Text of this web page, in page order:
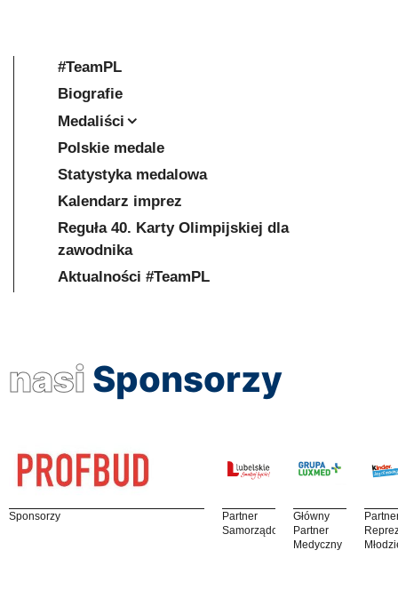
#TeamPL
Biografie
Medaliści
Polskie medale
Statystyka medalowa
Kalendarz imprez
Reguła 40. Karty Olimpijskiej dla
zawodnika
Aktualności #TeamPL
nasi Sponsorzy
Sponsorzy
Partner
Samorządowy
Główny
Partner
Medyczny